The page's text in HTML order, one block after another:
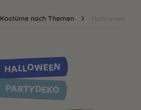
Kostüme nach Themen Halloween
HALLOWEEN
PARTYDEKO